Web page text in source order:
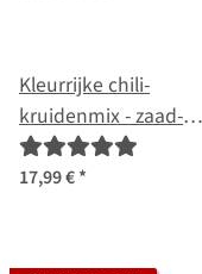
Kleurrijke chili-
kruidenmix - zaad-
cadeau set
17,99 €*